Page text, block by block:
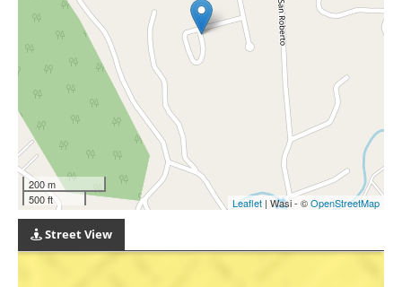
200 m
500 ft
Leaflet | Wasi - ©OpenStreetMap
Street View